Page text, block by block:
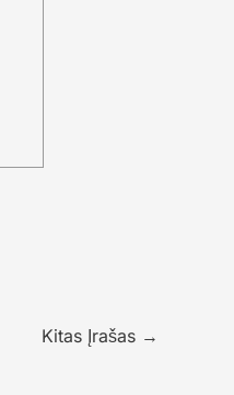
Kitas Įrašas →